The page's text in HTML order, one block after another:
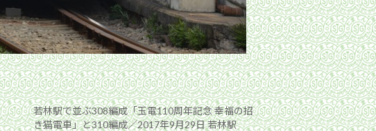
若林駅で並ぶ308編成「玉電110周年記念 幸福の招
き猫電車」と310編成／2017年9月29日 若林駅